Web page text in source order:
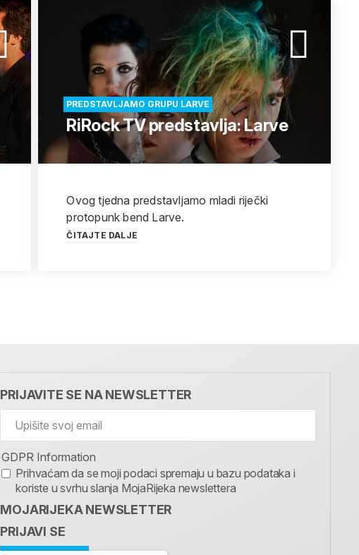
PREDSTAVLJAMO GRUPU LARVE
RiRock TV predstavlja: Larve
Ovog tjedna predstavljamo mladi riječki
protopunk bend Larve.
ČITAJTE DALJE
PRIJAVITE SE NA NEWSLETTER
GDPR Information
Prihvaćam da se moji podaci spremaju u bazu podataka i
koriste u svrhu slanja MojaRijeka newslettera
MOJARIJEKA NEWSLETTER
PRIJAVI SE